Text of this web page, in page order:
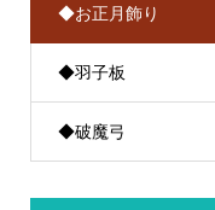
◆お正月飾り
◆羽子板
◆破魔弓